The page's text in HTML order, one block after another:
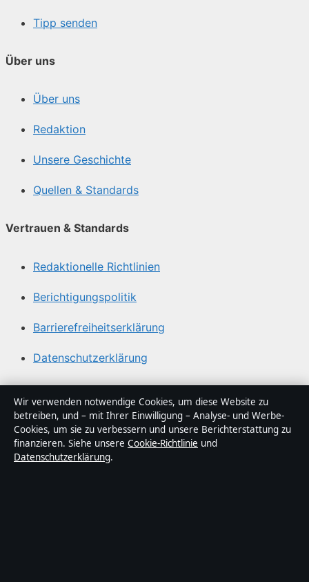
Tipp senden
Über uns
Über uns
Redaktion
Unsere Geschichte
Quellen & Standards
Vertrauen & Standards
Redaktionelle Richtlinien
Berichtigungspolitik
Barrierefreiheitserklärung
Datenschutzerklärung
Über Sachstruktur in Kürze
Sachstruktur ist ein unabhängiger digitaler
Nachrichtenanbieter mit Fokus auf Politik, Wirtschaft,
Technik und Gesellschaft in Deutschland. Jeder Artikel
Wir verwenden notwendige Cookies, um diese Website zu
betreiben, und – mit Ihrer Einwilligung – Analyse- und Werbe-
Cookies, um sie zu verbessern und unsere Berichterstattung zu
finanzieren. Siehe unsere Cookie-Richtlinie und
Datenschutzerklärung.